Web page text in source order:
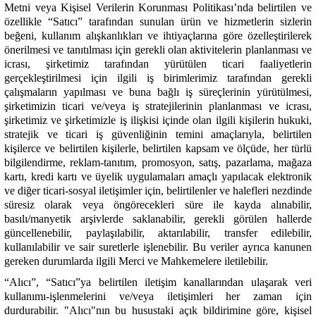
Metni veya Kişisel Verilerin Korunması Politikası’nda belirtilen ve
özellikle “Satıcı” tarafından sunulan ürün ve hizmetlerin sizlerin
beğeni, kullanım alışkanlıkları ve ihtiyaçlarına göre özelleştirilerek
önerilmesi ve tanıtılması için gerekli olan aktivitelerin planlanması ve
icrası, şirketimiz tarafından yürütülen ticari faaliyetlerin
gerçekleştirilmesi için ilgili iş birimlerimiz tarafından gerekli
çalışmaların yapılması ve buna bağlı iş süreçlerinin yürütülmesi,
şirketimizin ticari ve/veya iş stratejilerinin planlanması ve icrası,
şirketimiz ve şirketimizle iş ilişkisi içinde olan ilgili kişilerin hukuki,
stratejik ve ticari iş güvenliğinin temini amaçlarıyla, belirtilen
kişilerce ve belirtilen kişilerle, belirtilen kapsam ve ölçüde, her türlü
bilgilendirme, reklam-tanıtım, promosyon, satış, pazarlama, mağaza
kartı, kredi kartı ve üyelik uygulamaları amaçlı yapılacak elektronik
ve diğer ticari-sosyal iletişimler için, belirtilenler ve halefleri nezdinde
süresiz olarak veya öngörecekleri süre ile kayda alınabilir,
basılı/manyetik arşivlerde saklanabilir, gerekli görülen hallerde
güncellenebilir, paylaşılabilir, aktarılabilir, transfer edilebilir,
kullanılabilir ve sair suretlerle işlenebilir. Bu veriler ayrıca kanunen
gereken durumlarda ilgili Merci ve Mahkemelere iletilebilir.
“Alıcı”, “Satıcı”ya belirtilen iletişim kanallarından ulaşarak veri
kullanımı-işlenmelerini ve/veya iletişimleri her zaman için
durdurabilir. "Alıcı"nın bu husustaki açık bildirimine göre, kişisel